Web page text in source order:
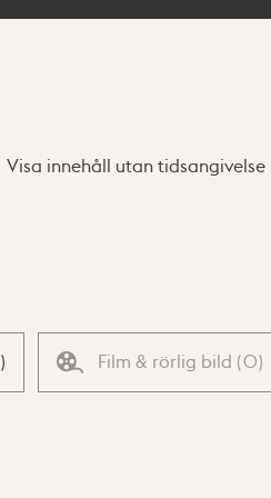
Visa innehåll utan tidsangivelse
) Film & rörlig bild (0)